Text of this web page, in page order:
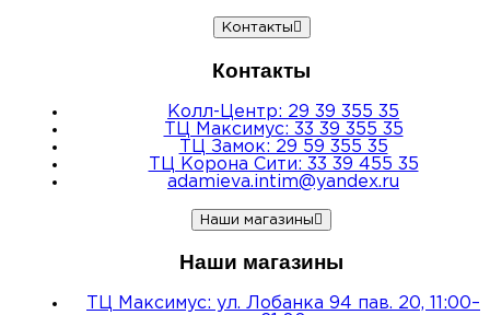
Контакты
Контакты
Колл-Центр: 29 39 355 35
ТЦ Максимус: 33 39 355 35
ТЦ Замок: 29 59 355 35
ТЦ Корона Сити: 33 39 455 35
adamieva.intim@yandex.ru
Наши магазины
Наши магазины
ТЦ Максимус: ул. Лобанка 94 пав. 20, 11:00–